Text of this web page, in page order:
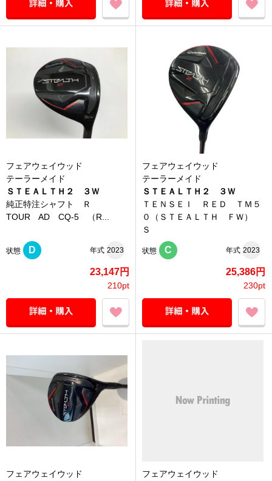
フェアウェイウッド
テーラーメイド
ＳＴＥＡＬＴＨ２ ３Ｗ
純正特注シャフト Ｒ
TOUR AD CQ-5 （R...
状態 D 年式 2023
23,147円
210pt
フェアウェイウッド
テーラーメイド
ＳＴＥＡＬＴＨ２ ３Ｗ
ＴＥＮＳＥＩ ＲＥＤ ＴＭ５
０（ＳＴＥＡＬＴＨ ＦＷ）
Ｓ
状態 C 年式 2023
25,386円
230pt
フェアウェイウッド
フェアウェイウッド